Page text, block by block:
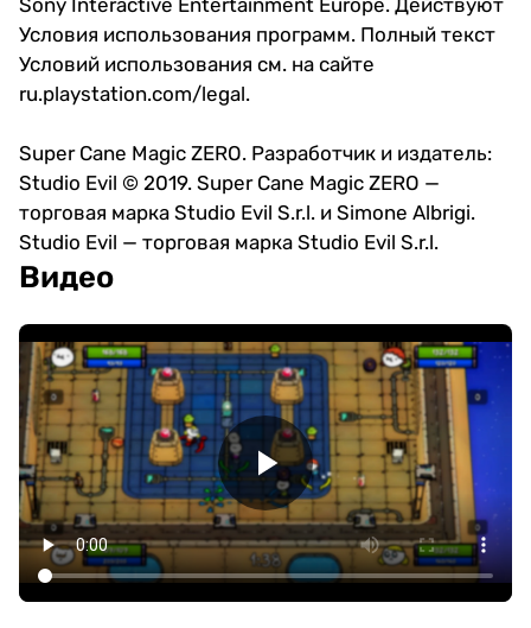
Условия использования программ. Полный текст
Условий использования см. на сайте
ru.playstation.com/legal.
Super Cane Magic ZERO. Разработчик и издатель:
Studio Evil © 2019. Super Cane Magic ZERO —
торговая марка Studio Evil S.r.l. и Simone Albrigi.
Studio Evil — торговая марка Studio Evil S.r.l.
Видео